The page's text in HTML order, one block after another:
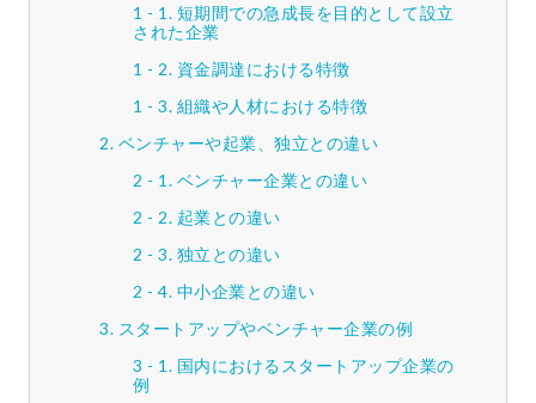
短期間での急成長を目的として設立
された企業
資金調達における特徴
組織や人材における特徴
ベンチャーや起業、独立との違い
ベンチャー企業との違い
起業との違い
独立との違い
中小企業との違い
スタートアップやベンチャー企業の例
国内におけるスタートアップ企業の
例